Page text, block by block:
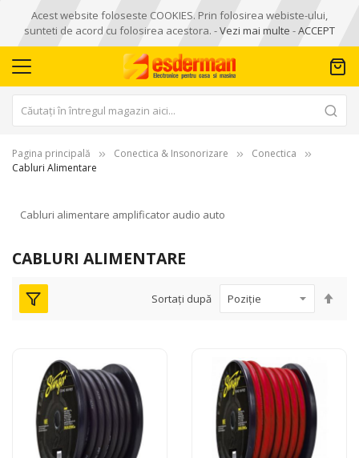
Acest website foloseste COOKIES. Prin folosirea webiste-ului,
sunteti de acord cu folosirea acestora. -Vezi mai multe -ACCEPT
Pagina principală Conectica & Insonorizare
Conectica
Cabluri Alimentare
Cabluri alimentare amplificator audio auto
CABLURI ALIMENTARE
Sortați după